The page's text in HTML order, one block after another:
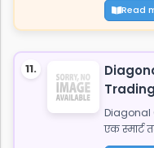
Read
11.
Diagonal
एक स्मार्ट